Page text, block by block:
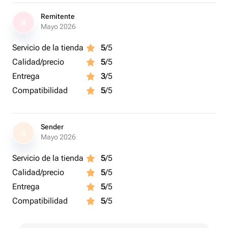
Remitente
Mayo 2026
Servicio de la tienda 5/5
Calidad/precio
5/5
Entrega
3/5
Compatibilidad
5/5
S
Sender
Mayo 2026
Servicio de la tienda 5/5
Calidad/precio
5/5
Entrega
5/5
Compatibilidad
5/5